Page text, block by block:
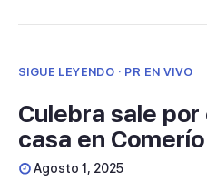
SIGUE LEYENDO · PR EN VIVO
Culebra sale
casa en Comerío
Agosto 1, 2025